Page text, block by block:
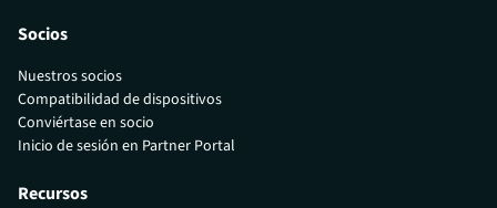
Socios
Nuestros socios
Compatibilidad de dispositivos
Conviértase en socio
Inicio de sesión en Partner Portal
Recursos